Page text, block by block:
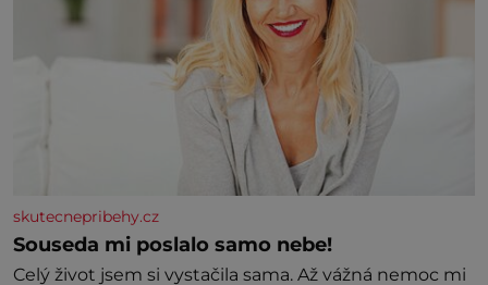
skutecnepribehy.cz
Souseda mi poslalo samo nebe!
Celý život jsem si vystačila sama. Až vážná nemoc mi